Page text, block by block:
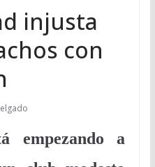
injusta
con
empezando a